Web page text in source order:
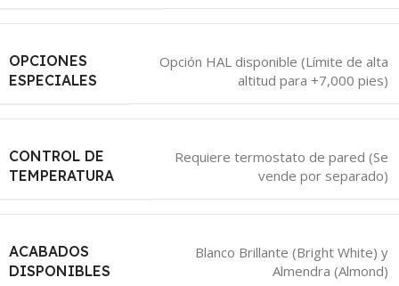
OPCIONES
ESPECIALES
Opción HAL disponible (Límite de alta
altitud para +7,000 pies)
CONTROL DE
TEMPERATURA
Requiere termostato de pared (Se
vende por separado)
ACABADOS
DISPONIBLES
Blanco Brillante (Bright White) y
Almendra (Almond)